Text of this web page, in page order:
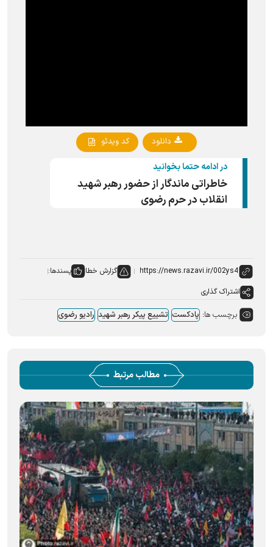
کد ویدئو دانلود
در ادامه حتما بخوانید
خاطراتی ماندگار از حضور رهبر شهید
انقلاب در حرم رضوی
گزارش خطا
پسندها:
اشتراک گذاری
برچسب ها: پادکست تشییع پیکر رهبر شهید رادیو رضوی
مطالب مرتبط